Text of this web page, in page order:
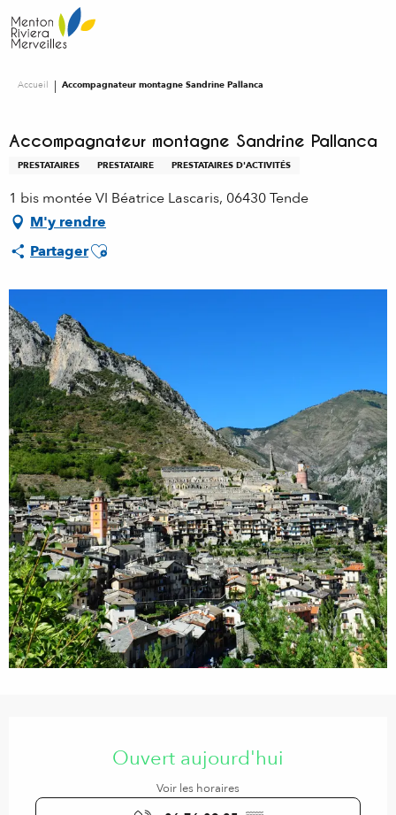
au
contenu
Accueil Accompagnateur montagne Sandrine Pallanca
Accompagnateur montagne Sandrine Pallanca
PRESTATAIRES PRESTATAIRE PRESTATAIRES D'ACTIVITÉS
1 bis montée VI Béatrice Lascaris, 06430 Tende
M'y rendre
PartagerAjouter aux favoris
Ouvert aujourd'hui
Voir les horaires